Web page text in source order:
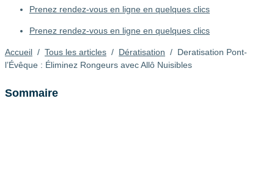
Prenez rendez-vous en ligne en quelques clics
Prenez rendez-vous en ligne en quelques clics
Accueil / Tous les articles / Dératisation / Deratisation Pont-
l’Évêque : Éliminez Rongeurs avec Allô Nuisibles
Sommaire